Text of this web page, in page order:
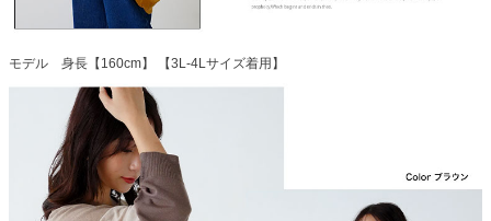
モデル 身長【160cm】 【3L-4Lサイズ着用】